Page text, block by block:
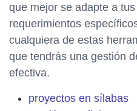
que mejor se adapte a
requerimientos
cualquiera de estas
que tendrás una gestión
efectiva.
proyectos en sílabas